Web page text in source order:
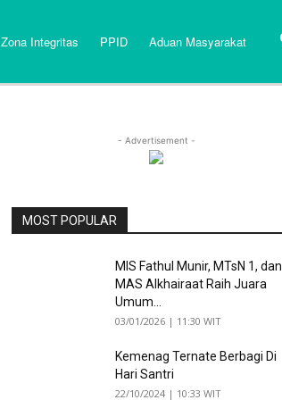
Zona Integritas PPID Aduan Masyarakat
- Advertisement -
MOST POPULAR
MIS Fathul Munir, MTsN 1, dan
MAS Alkhairaat Raih Juara
Umum...
03/01/2026 | 11:30 WIT
Kemenag Ternate Berbagi Di
Hari Santri
22/10/2024 | 10:33 WIT